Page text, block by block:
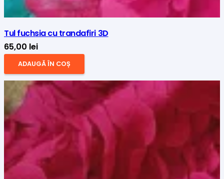
Tul fuchsia cu trandafiri 3D
65,00 lei
ADAUGĂ ÎN COȘ